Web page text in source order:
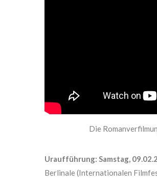
Die
Uraufführung: Samstag,
Berlinale (Internationalen